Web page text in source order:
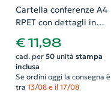
Cartella conferenze A4
RPET con dettagli in
€ 11,98
cad. per 50unità stampa
inclusa
Se ordini oggi la consegna è
tra 13/08 e il 17/08